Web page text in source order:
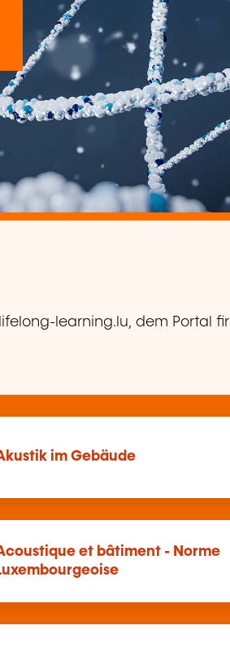
learning.lu, dem Portal fir
im Gebäude
et bâtiment - Norme